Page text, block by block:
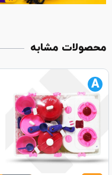
محصولات مشابه
A